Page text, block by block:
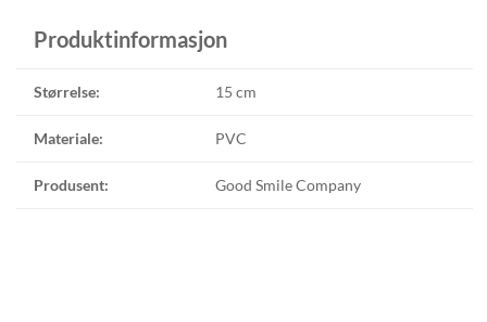
Produktinformasjon
Størrelse: 15 cm
Materiale: PVC
Produsent: Good Smile Company